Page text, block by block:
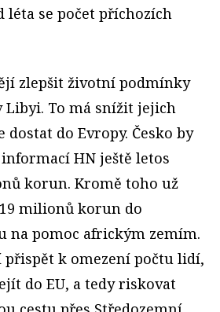
léta se počet příchozích
zlepšit životní podmínky
Libyi. To má snížit jejich
do Evropy. Česko by
HN ještě letos
korun. Kromě toho už
milionů korun do
na pomoc africkým zemím.
k omezení počtu lidí,
do EU, a tedy riskovat